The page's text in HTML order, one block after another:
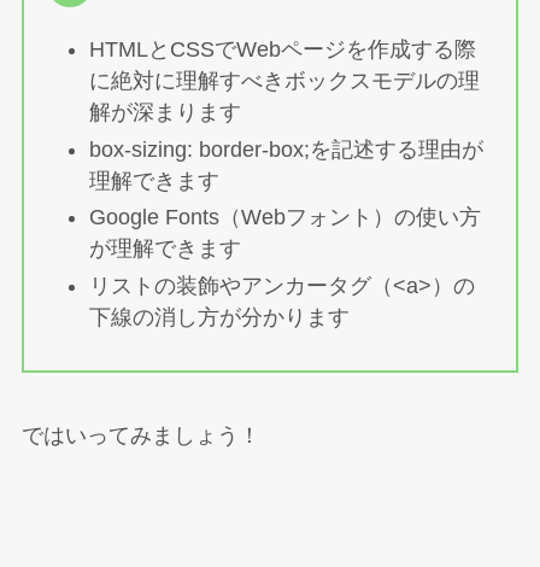
HTMLとCSSでWebページを作成する際
に絶対に理解すべきボックスモデルの理
解が深まります
box-sizing: border-box;を記述する理由が
理解できます
Google Fonts（Webフォント）の使い方
が理解できます
リストの装飾やアンカータグ（<a>）の
下線の消し方が分かります
ではいってみましょう！